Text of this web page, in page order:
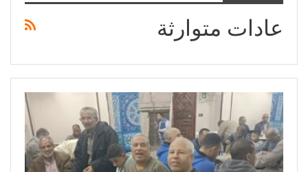
عادات متوارثة